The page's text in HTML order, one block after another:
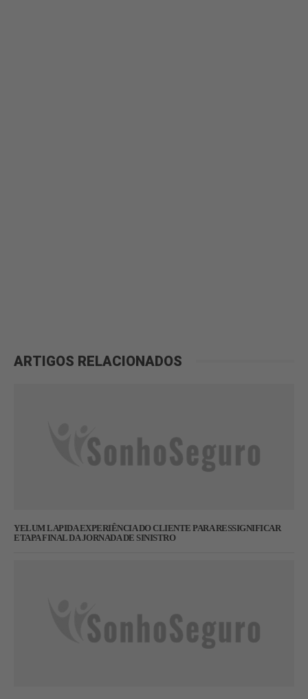
ARTIGOS RELACIONADOS
YELUM LAPIDA EXPERIÊNCIA DO CLIENTE PARA RESSIGNIFICAR
ETAPA FINAL DA JORNADA DE SINISTRO